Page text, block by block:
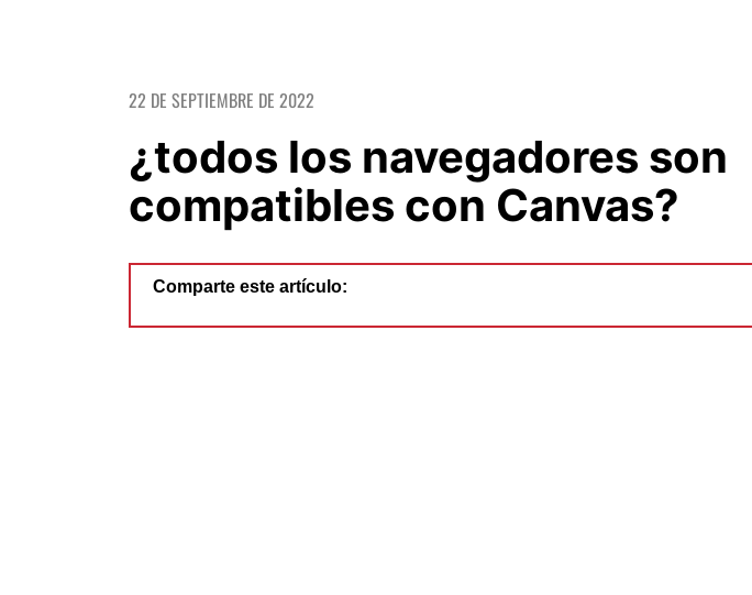
22 DE SEPTIEMBRE DE 2022
¿todos los navegadores son
compatibles con Canvas?
Comparte este artículo: